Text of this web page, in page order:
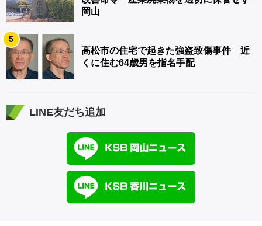
岡山
5
高松市の住宅で起きた強盗致傷事件 近
くに住む64歳男を指名手配
LINE友だち追加